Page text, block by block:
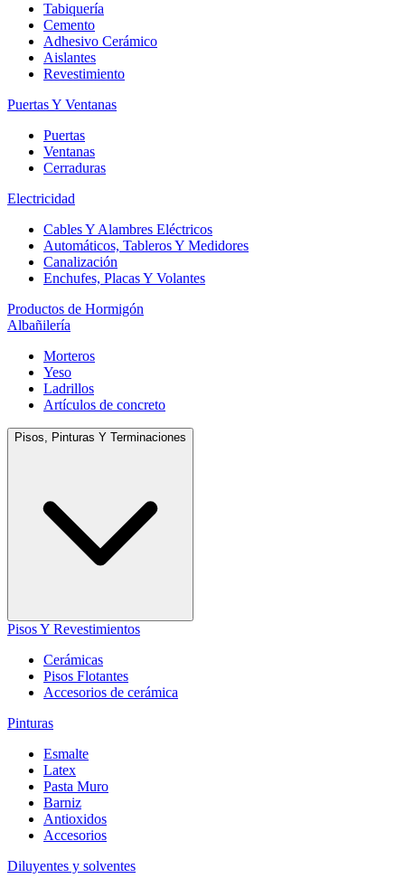
Tabiquería
Cemento
Adhesivo Cerámico
Aislantes
Revestimiento
Puertas Y Ventanas
Puertas
Ventanas
Cerraduras
Electricidad
Cables Y Alambres Eléctricos
Automáticos, Tableros Y Medidores
Canalización
Enchufes, Placas Y Volantes
Productos de Hormigón
Albañilería
Morteros
Yeso
Ladrillos
Artículos de concreto
Pisos, Pinturas Y Terminaciones
Pisos Y Revestimientos
Cerámicas
Pisos Flotantes
Accesorios de cerámica
Pinturas
Esmalte
Latex
Pasta Muro
Barniz
Antioxidos
Accesorios
Diluyentes y solventes